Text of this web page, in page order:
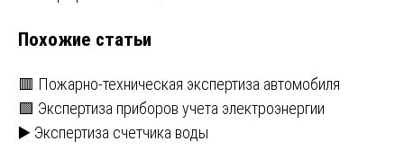
Похожие статьи
🟥 Пожарно-техническая экспертиза автомобиля
🟩 Экспертиза приборов учета электроэнергии
▶️ Экспертиза счетчика воды